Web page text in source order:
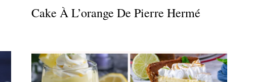
Cake À L’orange De Pierre Hermé